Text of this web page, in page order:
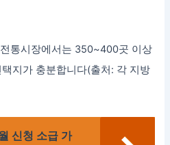
통시장에서는 350~400곳 이상
지가 충분합니다(출처: 각 지방
신청 소급 가